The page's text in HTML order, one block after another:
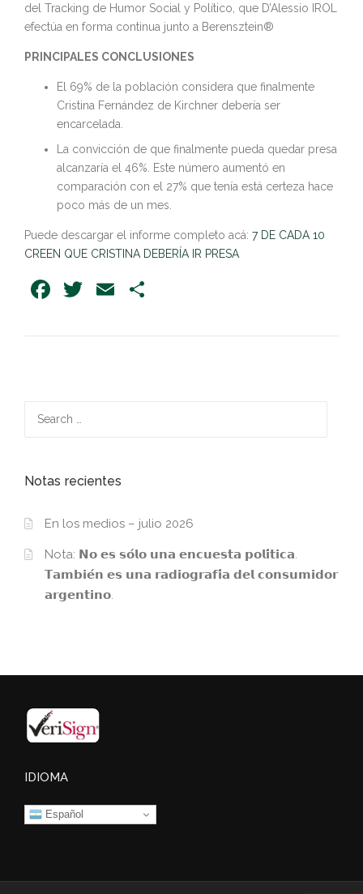
del Tracking de Humor Social y Político, que D’Alessio IROL
efectúa en forma continua junto a Berensztein®
PRINCIPALES CONCLUSIONES
El 69% de la población considera que finalmente
Cristina Fernández de Kirchner debería ser
encarcelada.
La convicción de que finalmente pueda quedar presa
alcanzaría el 46%. Este número aumentó en
comparación con el 27% que tenía está certeza hace
poco más de un mes.
Puede descargar el informe completo acá: 7 DE CADA 10
CREEN QUE CRISTINA DEBERÍA IR PRESA
Facebook
Twitter
Email
Notas recientes
En los medios – julio 2026
Nota: 𝗡𝗼 𝗲𝘀 𝘀𝗼́𝗹𝗼 𝘂𝗻𝗮 𝗲𝗻𝗰𝘂𝗲𝘀𝘁𝗮 𝗽𝗼𝗹𝗶́𝘁𝗶𝗰𝗮.
𝗧𝗮𝗺𝗯𝗶𝗲́𝗻 𝗲𝘀 𝘂𝗻𝗮 𝗿𝗮𝗱𝗶𝗼𝗴𝗿𝗮𝗳𝗶́𝗮 𝗱𝗲𝗹 𝗰𝗼𝗻𝘀𝘂𝗺𝗶𝗱𝗼𝗿
𝗮𝗿𝗴𝗲𝗻𝘁𝗶𝗻𝗼.
IDIOMA
Español